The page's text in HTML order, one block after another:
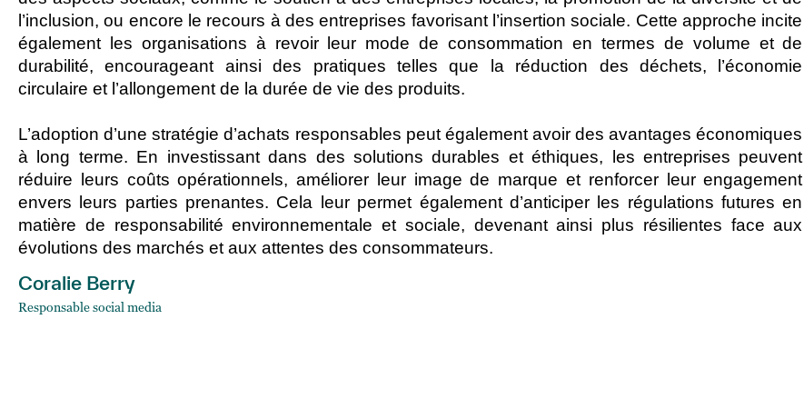
l’inclusion, ou encore le recours à des entreprises favorisant l’insertion sociale. Cette approche incite
également les organisations à revoir leur mode de consommation en termes de volume et de
durabilité, encourageant ainsi des pratiques telles que la réduction des déchets, l’économie
circulaire et l’allongement de la durée de vie des produits.
L’adoption d’une stratégie d’achats responsables peut également avoir des avantages économiques
à long terme. En investissant dans des solutions durables et éthiques, les entreprises peuvent
réduire leurs coûts opérationnels, améliorer leur image de marque et renforcer leur engagement
envers leurs parties prenantes. Cela leur permet également d’anticiper les régulations futures en
matière de responsabilité environnementale et sociale, devenant ainsi plus résilientes face aux
évolutions des marchés et aux attentes des consommateurs.
Coralie Berry
Responsable social media